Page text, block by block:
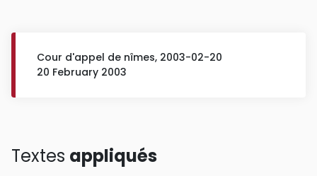
Cour d'appel de nîmes, 2003-02-20
20 February 2003
Textes appliqués